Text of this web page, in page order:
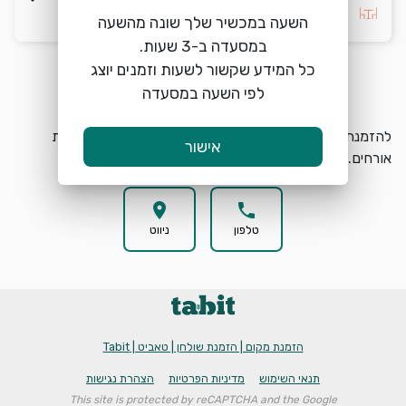
search הזמנת מקום
להזמנת מקום בVIVINO באר שבע בחרו תאריך, שעה וכמות
אורחים.
phone
טלפון
location_on
ניווט
הזמנת מקום | הזמנת שולחן | טאביט | Tabit
תנאי השימוש מדיניות הפרטיות הצהרת נגישות
This site is protected by reCAPTCHA and the Google
השעה במכשיר שלך שונה מהשעה
כל המידע שקשור לשעות וזמנים יוצג
לפי השעה במסעדה
אישור